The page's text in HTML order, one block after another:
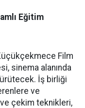
Eğitim
Film
sinema alanında
İş birliği
ve
ve çekim teknikleri,